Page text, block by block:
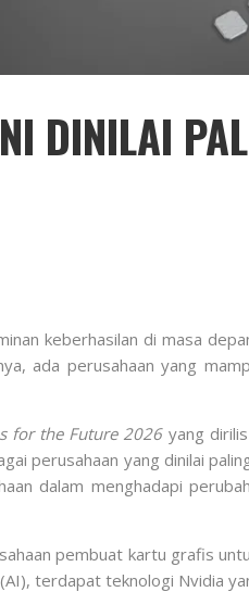
DINILAI
keberhasilan di masa
ada perusahaan yang
for the Future 2026yang
perusahaan yang dinilai
dalam menghadapi
pembuat kartu grafis
terdapat teknologi Nvidia